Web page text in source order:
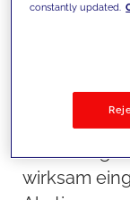
Unser Ansatz
Wir stellen
wirksam
constantly updated.